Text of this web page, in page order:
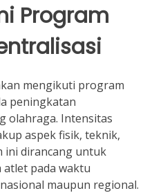
Program
mengikuti program
peningkatan
olahraga. Intensitas
aspek fisik, teknik,
ini dirancang untuk
pada waktu
maupun regional.